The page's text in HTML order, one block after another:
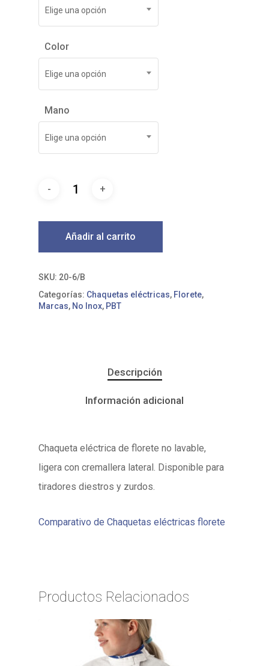
Elige una opción
Color
Elige una opción
Mano
Elige una opción
Añadir al carrito
SKU: 20-6/B
Categorías: Chaquetas eléctricas, Florete,
Marcas, No Inox, PBT
Descripción
Información adicional
Chaqueta eléctrica de florete no lavable,
ligera con cremallera lateral. Disponible para
tiradores diestros y zurdos.
Comparativo de Chaquetas eléctricas florete
Productos Relacionados